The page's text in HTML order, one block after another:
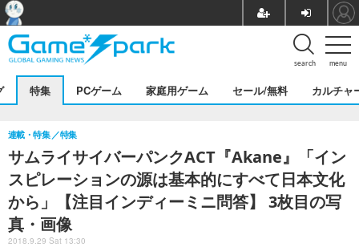
menu
search
特集 PCゲーム 家庭用ゲーム セール/無料 カルチャ
サムライサイバーパンクACT『Akane』「イン
スピレーションの源は基本的にすべて日本文化
から」【注目インディーミニ問答】 3枚目の写
真・画像
連載・特集 特集
2018.9.29 Sat 13:30